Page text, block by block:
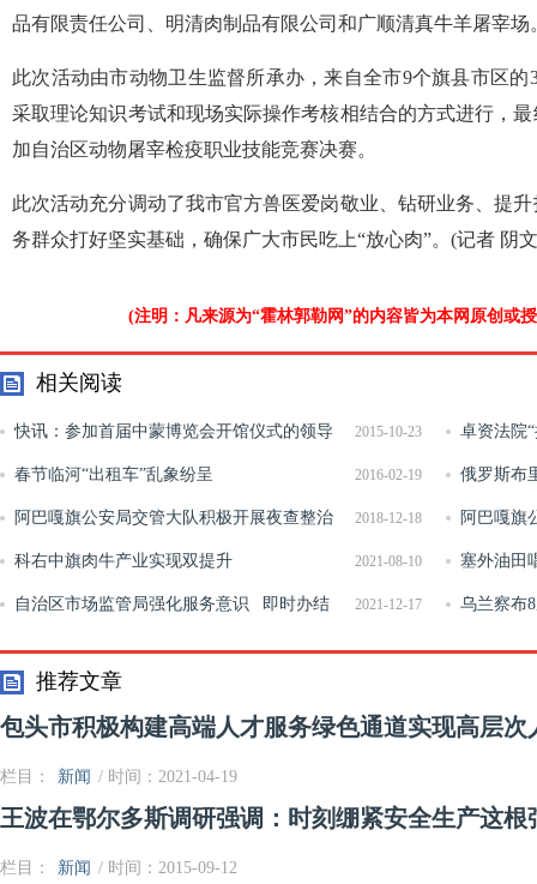
品有限责任公司、明清肉制品有限公司和广顺清真牛羊屠宰场
此次活动由市动物卫生监督所承办，来自全市9个旗县市区
采取理论知识考试和现场实际操作考核相结合的方式进行，
加自治区动物屠宰检疫职业技能竞赛决赛。
此次活动充分调动了我市官方兽医爱岗敬业、钻研业务、提
务群众打好坚实基础，确保广大市民吃上“放心肉”。(记者 阴
(注明：凡来源为“霍林郭勒网”的内容皆为本网原创或
相关阅读
2015-10-23
快讯：参加首届中蒙博览会开馆仪式的领导
嘉宾进馆巡展
卓资法院
2016-02-19
春节临河“出租车”乱象纷呈 俄罗斯布
报社参观考
2018-12-18
阿巴嘎旗公安局交管大队积极开展夜查整治
行动
阿巴嘎旗
输车 营造
2021-08-10
科右中旗肉牛产业实现双提升 塞外油田
田开展
2021-12-17
自治区市场监管局强化服务意识 即时办结
3C免办证明
乌兰察布
推荐文章
包头市积极构建高端人才服务绿色通道实现高层次
栏目： 新闻 / 时间：2021-04-19
王波在鄂尔多斯调研强调：时刻绷紧安全生产这根
栏目： 新闻 / 时间：2015-09-12